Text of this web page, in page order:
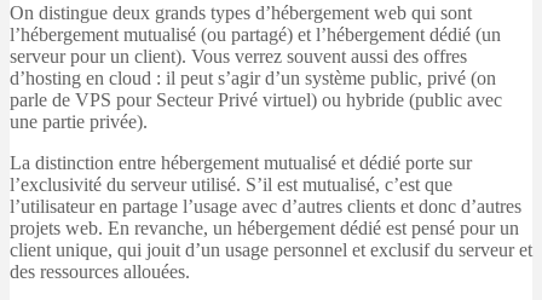
On distingue deux grands types d’hébergement web qui sont
l’hébergement mutualisé (ou partagé) et l’hébergement dédié (un
serveur pour un client). Vous verrez souvent aussi des offres
d’hosting en cloud : il peut s’agir d’un système public, privé (on
parle de VPS pour Secteur Privé virtuel) ou hybride (public avec
une partie privée).
La distinction entre hébergement mutualisé et dédié porte sur
l’exclusivité du serveur utilisé. S’il est mutualisé, c’est que
l’utilisateur en partage l’usage avec d’autres clients et donc d’autres
projets web. En revanche, un hébergement dédié est pensé pour un
client unique, qui jouit d’un usage personnel et exclusif du serveur et
des ressources allouées.